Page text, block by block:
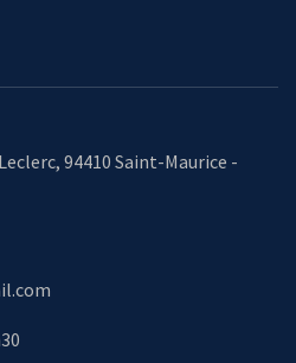
94410 Saint-Maurice -